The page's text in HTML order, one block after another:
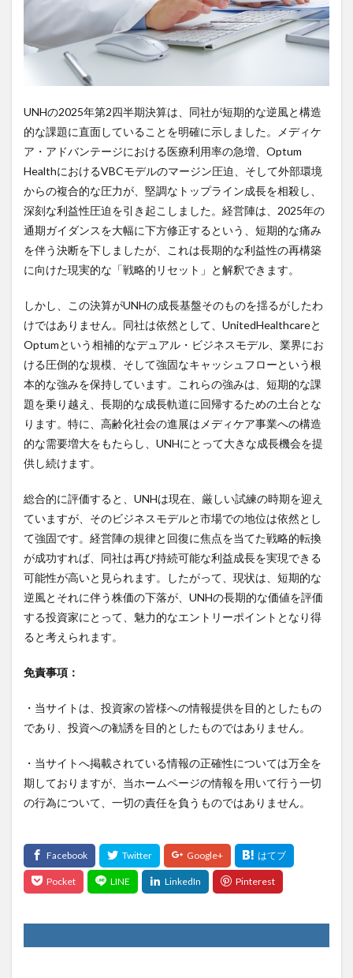
UNHの2025年第2四半期決算は、同社が短期的な逆風と構造
的な課題に直面していることを明確に示しました。メディケ
ア・アドバンテージにおける医療利用率の急増、Optum
HealthにおけるVBCモデルのマージン圧迫、そして外部環境
からの複合的な圧力が、堅調なトップライン成長を相殺し、
深刻な利益性圧迫を引き起こしました。経営陣は、2025年の
通期ガイダンスを大幅に下方修正するという、短期的な痛み
を伴う決断を下しましたが、これは長期的な利益性の再構築
に向けた現実的な「戦略的リセット」と解釈できます。
しかし、この決算がUNHの成長基盤そのものを揺るがしたわ
けではありません。同社は依然として、UnitedHealthcareと
Optumという相補的なデュアル・ビジネスモデル、業界にお
ける圧倒的な規模、そして強固なキャッシュフローという根
本的な強みを保持しています。これらの強みは、短期的な課
題を乗り越え、長期的な成長軌道に回帰するための土台とな
ります。特に、高齢化社会の進展はメディケア事業への構造
的な需要増大をもたらし、UNHにとって大きな成長機会を提
供し続けます。
総合的に評価すると、UNHは現在、厳しい試練の時期を迎え
ていますが、そのビジネスモデルと市場での地位は依然とし
て強固です。経営陣の規律と回復に焦点を当てた戦略的転換
が成功すれば、同社は再び持続可能な利益成長を実現できる
可能性が高いと見られます。したがって、現状は、短期的な
逆風とそれに伴う株価の下落が、UNHの長期的な価値を評価
する投資家にとって、魅力的なエントリーポイントとなり得
ると考えられます。
免責事項：
・当サイトは、投資家の皆様への情報提供を目的としたもの
であり、投資への勧誘を目的としたものではありません。
・当サイトへ掲載されている情報の正確性については万全を
期しておりますが、当ホームページの情報を用いて行う一切
の行為について、一切の責任を負うものではありません。